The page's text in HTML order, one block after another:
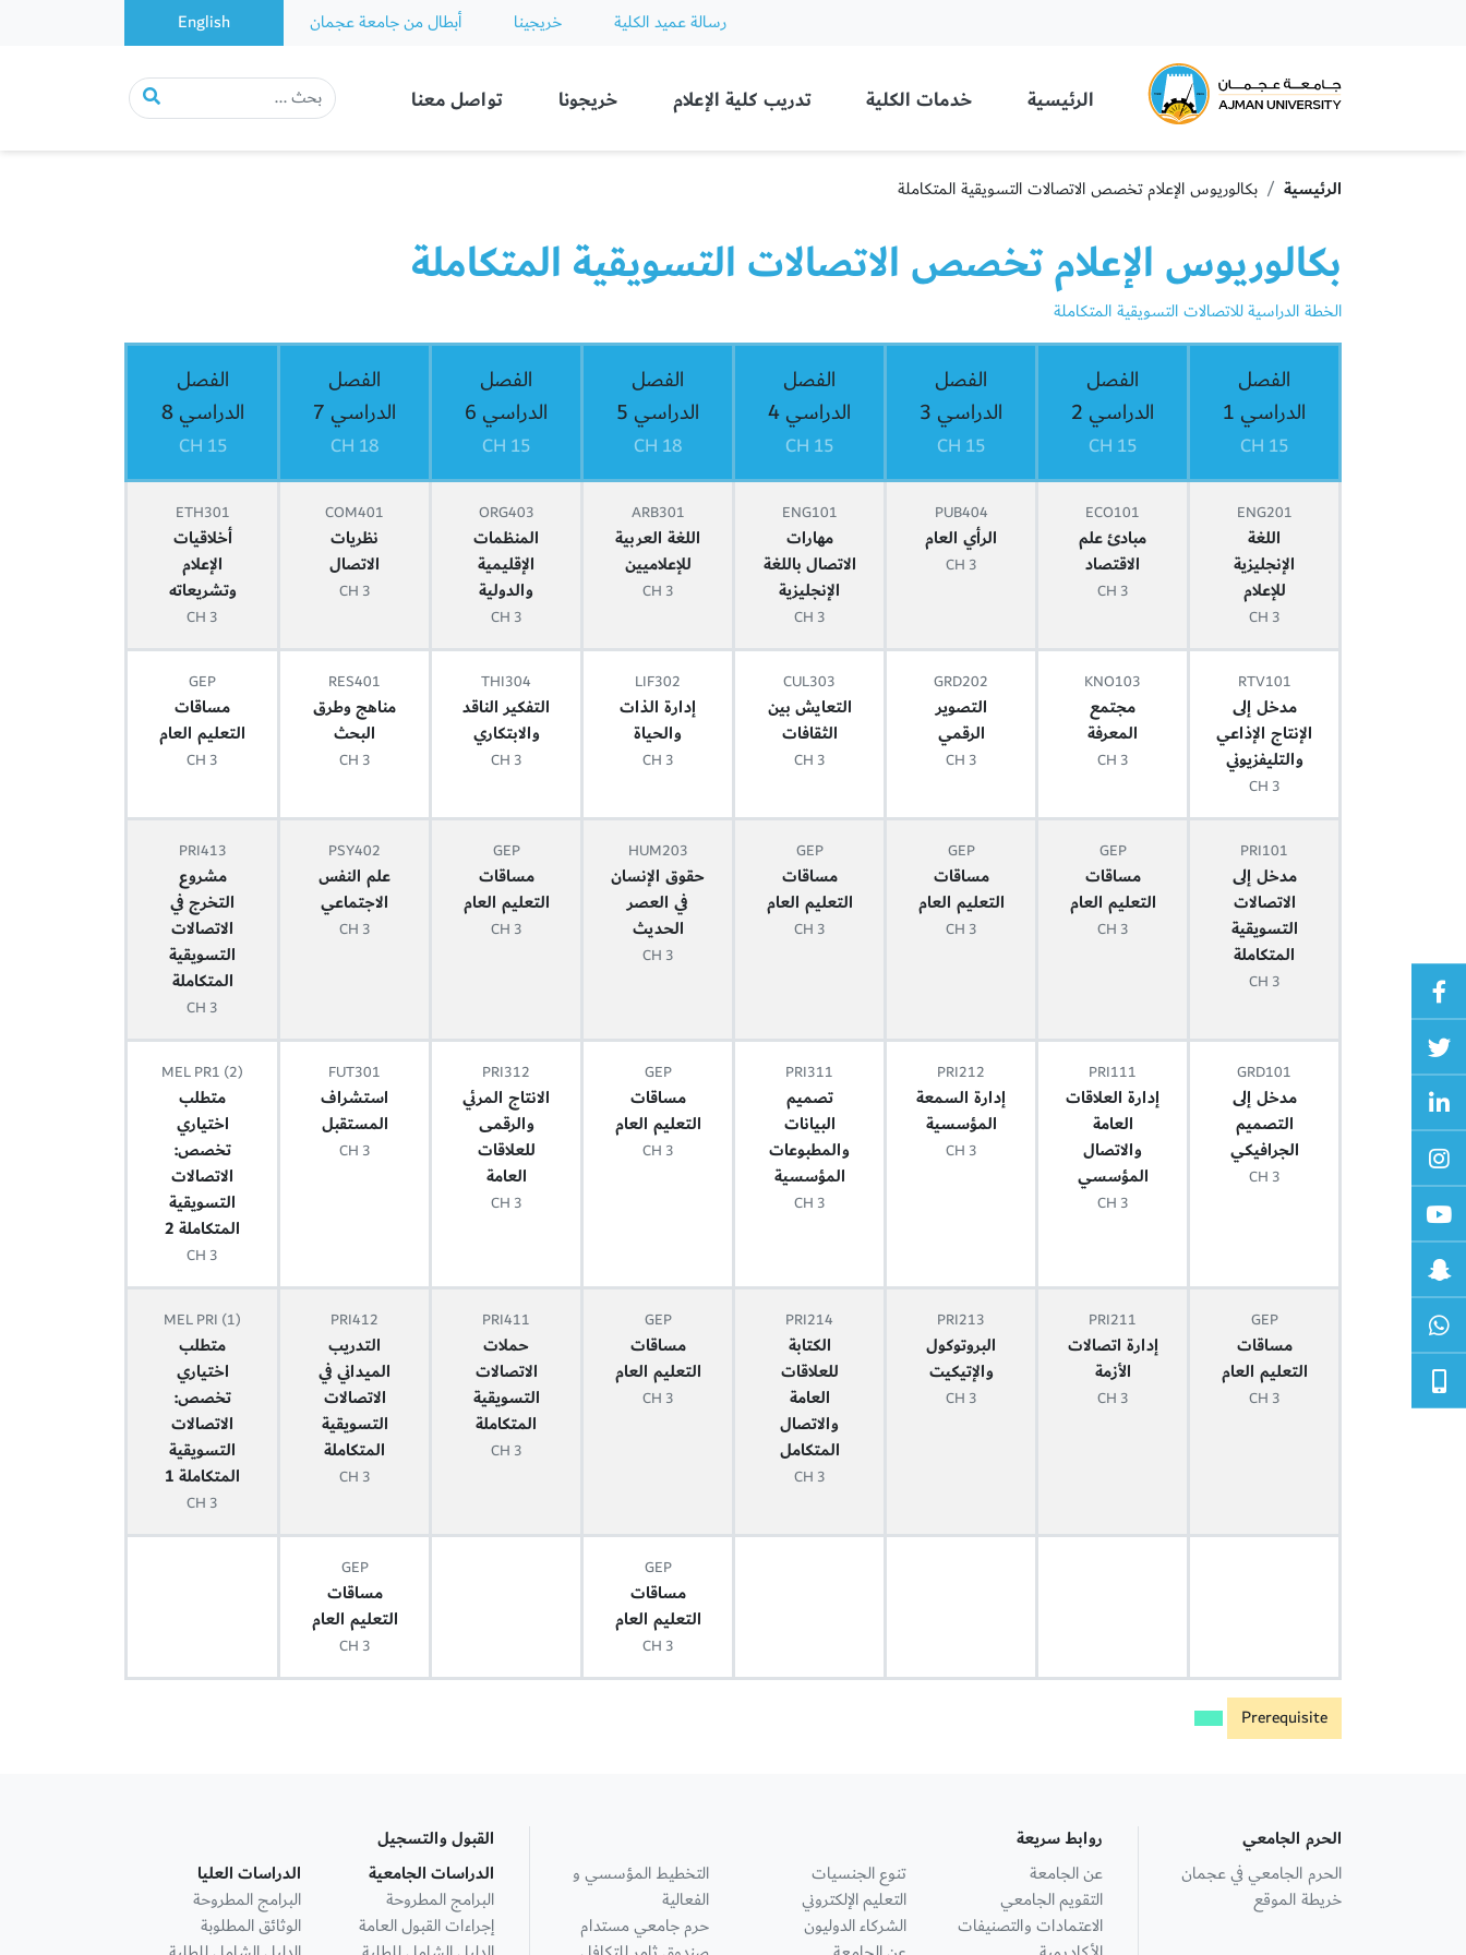
رسالة عميد الكلية خريجينا أبطال من جامعة عجمان English
Ajman University
الرئيسية خدمات الكلية تدريب كلية الإعلام خريجونا تواصل معنا
الرئيسية بكالوريوس الإعلام تخصص الاتصالات التسویقیة المتكاملة
بكالوريوس الإعلام تخصص الاتصالات التسویقیة المتكاملة
الخطة الدراسية للاتصالات التسويقية المتكاملة
الفصل
الدراسي 1
15 CH
الفصل
الدراسي 2
15 CH
الفصل
الدراسي 3
15 CH
الفصل
الدراسي 4
15 CH
الفصل
الدراسي 5
18 CH
الفصل
الدراسي 6
15 CH
الفصل
الدراسي 7
18 CH
الفصل
الدراسي 8
15 CH
ENG201
اللغة
الإنجليزية
للإعلام
3 CH
ECO101
مبادئ علم
الاقتصاد
3 CH
PUB404
الرأي العام
3 CH
ENG101
مهارات
الاتصال باللغة
الإنجليزية
3 CH
ARB301
اللغة العربية
للإعلاميين
3 CH
ORG403
المنظمات
الإقليمية
والدولية
3 CH
COM401
نظريات
الاتصال
3 CH
ETH301
أخلاقيات
الإعلام
وتشريعاته
3 CH
RTV101
مدخل إلى
الإنتاج الإذاعي
والتليفزيوني
3 CH
KNO103
مجتمع
المعرفة
3 CH
GRD202
التصوير
الرقمي
3 CH
CUL303
التعايش بين
الثقافات
3 CH
LIF302
إدارة الذات
والحياة
3 CH
THI304
التفكير الناقد
والابتكاري
3 CH
RES401
مناهج وطرق
البحث
3 CH
GEP
مساقات
التعليم العام
3 CH
PRI101
مدخل إلى
الاتصالات
التسويقية
المتكاملة
3 CH
GEP
مساقات
التعليم العام
3 CH
GEP
مساقات
التعليم العام
3 CH
GEP
مساقات
التعليم العام
3 CH
HUM203
حقوق الإنسان
في العصر
الحديث
3 CH
GEP
مساقات
التعليم العام
3 CH
PSY402
علم النفس
الاجتماعي
3 CH
PRI413
مشروع
التخرج في
الاتصالات
التسويقية
المتكاملة
3 CH
GRD101
مدخل إلى
التصميم
الجرافيكي
3 CH
PRI111
إدارة العلاقات
العامة
والاتصال
المؤسسي
3 CH
PRI212
إدارة السمعة
المؤسسية
3 CH
PRI311
تصميم
البيانات
والمطبوعات
المؤسسية
3 CH
GEP
مساقات
التعليم العام
3 CH
PRI312
الانتاج المرئي
والرقمى
للعلاقات
العامة
3 CH
FUT301
استشراف
المستقبل
3 CH
MEL PR1 (2)
متطلب
اختياري
تخصص:
الاتصالات
التسويقية
المتكاملة 2
3 CH
GEP
مساقات
التعليم العام
3 CH
PRI211
إدارة اتصالات
الأزمة
3 CH
PRI213
البروتوكول
والإتيكيت
3 CH
PRI214
الكتابة
للعلاقات
العامة
والاتصال
المتكامل
3 CH
GEP
مساقات
التعليم العام
3 CH
PRI411
حملات
الاتصالات
التسويقية
المتكاملة
3 CH
PRI412
التدريب
الميداني في
الاتصالات
التسويقية
المتكاملة
3 CH
MEL PRI (1)
متطلب
اختياري
تخصص:
الاتصالات
التسويقية
المتكاملة 1
3 CH
GEP
مساقات
التعليم العام
3 CH
GEP
مساقات
التعليم العام
3 CH
Prerequisite
الحرم الجامعي
الحرم الجامعي في عجمان
خريطة الموقع
روابط سريعة
عن الجامعة
التقويم الجامعي
الاعتمادات والتصنيفات
تنوع الجنسيات
التعليم الإلكتروني
الشركاء الدوليون
التخطيط المؤسسي و
الفعالية
حرم جامعي مستدام
القبول والتسجيل
الدراسات الجامعية
البرامج المطروحة
إجراءات القبول العامة
الدراسات العليا
البرامج المطروحة
الوثائق المطلوبة